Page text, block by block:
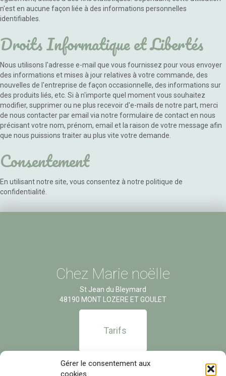
Gérer le consentement aux
cookies
n'est en aucune façon liée à des informations personnelles
identifiables.
Droits Informatique et Libertés
Nous utilisons l'adresse e-mail que vous fournissez pour vous envoyer
des informations et mises à jour relatives à votre commande, des
nouvelles de l'entreprise de façon occasionnelle, des informations sur
des produits liés, etc. Si à n'importe quel moment vous souhaitez
modifier, supprimer ou ne plus recevoir d'e-mails de notre part, merci
de nous contacter par email via notre formulaire de contact en nous
précisant votre nom, prénom, email et la raison de votre message afin
que nous puissions traiter au plus vite votre demande.
Consentement
En utilisant notre site, vous consentez à notre politique de
confidentialité.
Chez Marie noëlle
St Jean du Bleymard
48190 MONT LOZERE ET GOULET
Tarifs
Tél.06 32 07 44 65